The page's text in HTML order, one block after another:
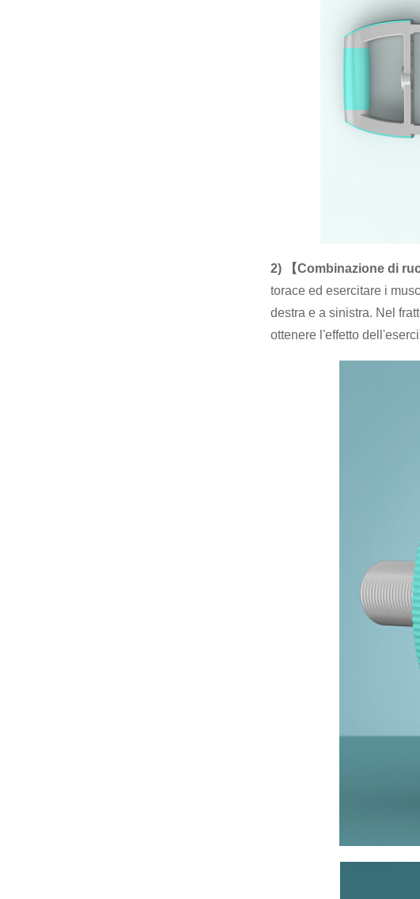
2) 【Combinazione di
torace ed esercitare i
destra e a sinistra. Nel
ottenere l'effetto